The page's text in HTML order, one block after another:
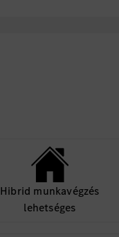
Hibrid munkavégzés
lehetséges